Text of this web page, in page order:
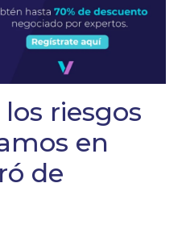
riesgos
en
de